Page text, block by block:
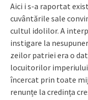
Aici i s-a raportat
cuvântările sale
cultul idolilor. A
instigare la
zeilor patriei era o
locuitorilor imperiului.
încercat prin toate
renunțe la credința